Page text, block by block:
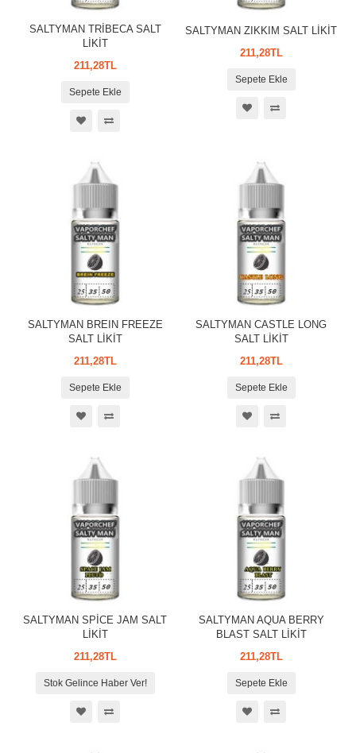
SALTYMAN TRİBECA SALT
LİKİT
211,28TL
Sepete Ekle
SALTYMAN ZIKKIM SALT LİKİT
211,28TL
Sepete Ekle
SALTYMAN BREIN FREEZE
SALT LİKİT
211,28TL
Sepete Ekle
SALTYMAN CASTLE LONG
SALT LİKİT
211,28TL
Sepete Ekle
SALTYMAN SPİCE JAM SALT
LİKİT
211,28TL
Stok Gelince Haber Ver!
SALTYMAN AQUA BERRY
BLAST SALT LİKİT
211,28TL
Sepete Ekle